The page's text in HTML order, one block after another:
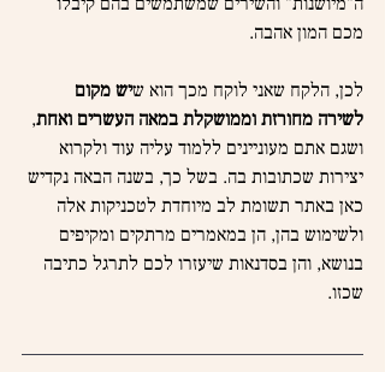
מכם המון אהבה.
לכן, הלקח שאני לוקח מכך הוא שיש מקום
לשירה מחורזת וממושקלת במאה העשרים ואחת,
ושגם אתם מעוניינים ללמוד עליה עוד ולקרוא
יצירות שכתובות בה. בשל כך, בשנה הבאה נקדיש
כאן באתר תשומת לב מיוחדת לטכניקות אלה
ולשימוש בהן, הן במאמרים מרתקים ומקיפים
בנושא, והן בסדנאות שיעזרו לכם לתרגל כתיבה
שכזו.